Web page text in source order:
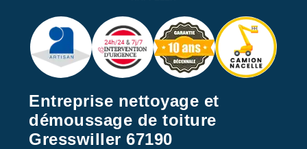
Entreprise nettoyage et
démoussage de toiture
Gresswiller 67190